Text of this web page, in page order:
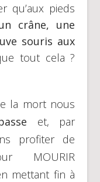
qu’aux pieds
crâne, une
souris aux
tout cela ?
la mort nous
et, par
profiter de
MOURIR
mettant fin à